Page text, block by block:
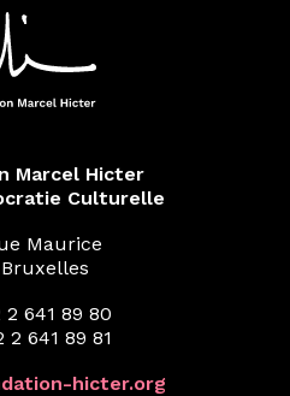
Marcel Hicter
Culturelle
Maurice
2 641 89 80
2 641 89 81
hicter.org